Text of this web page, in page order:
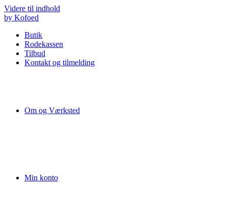
Videre til indhold
by Kofoed
Butik
Rodekassen
Tilbud
Kontakt og tilmelding
Om og Værksted
Min konto